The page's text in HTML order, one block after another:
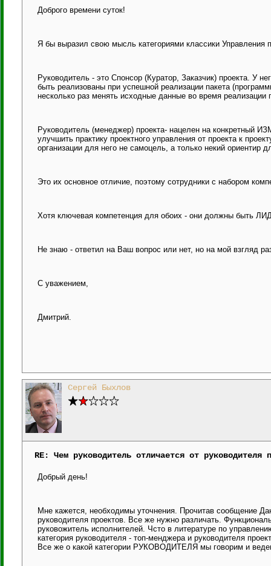
Доброго времени суток!
Я бы выразил свою мысль категориями классики Управления
Руководитель - это Спонсор (Куратор, Заказчик) проекта. У
быть реализованы при успешной реализации пакета
несколько раз менять исходные данные во время реализации
Руководитель (менеджер) проекта- нацелен на конкретный
улучшить практику проектного управления от проекта к
организации для него не самоцель, а только некий ориентир
Это их основное отличие, поэтому сотрудники с набором
Хотя ключевая компетенция для обоих - они должны быть
Не знаю - ответил на Ваш вопрос или нет, но на мой взгляд
С уважением,
Дмитрий.
Сергей Быхлов
RE: Чем руководитель отличается от руководителя
Добрый день!
Мне кажется, необходимы уточнения. Прочитав сообщение
руководителя проектов. Все же нужно различать.
руковожитель исполнителей. Чсто в литературе по
категория руководителя - топ-менджера и руководителя
Все же о какой категории РУКОВОДИТЕЛЯ мы говорим и